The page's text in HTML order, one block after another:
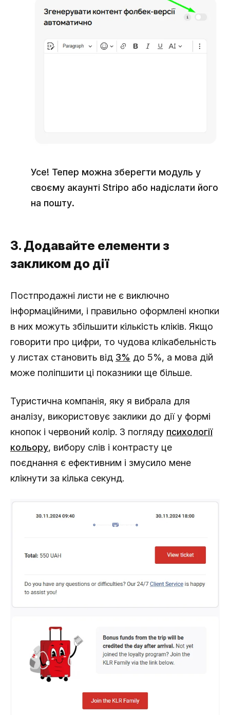
Усе! Тепер можна зберегти модуль у
своєму акаунті Stripo або надіслати його
на пошту.
3. Додавайте елементи з
закликом до дії
Постпродажні листи не є виключно
інформаційними, і правильно оформлені кнопки
в них можуть збільшити кількість кліків. Якщо
говорити про цифри, то чудова клікабельність
у листах становить від 3% до 5%, а мова дій
може поліпшити ці показники ще більше.
Туристична компанія, яку я вибрала для
аналізу, використовує заклики до дії у формі
кнопок і червоний колір. З погляду психології
кольору, вибору слів і контрасту це
поєднання є ефективним і змусило мене
клікнути за кілька секунд.